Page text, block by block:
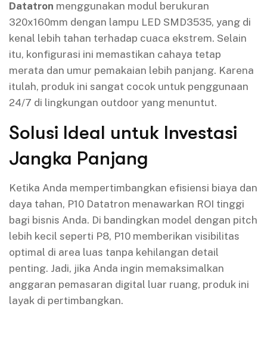
Datatron menggunakan modul berukuran
320x160mm dengan lampu LED SMD3535, yang di
kenal lebih tahan terhadap cuaca ekstrem. Selain
itu, konfigurasi ini memastikan cahaya tetap
merata dan umur pemakaian lebih panjang. Karena
itulah, produk ini sangat cocok untuk penggunaan
24/7 di lingkungan outdoor yang menuntut.
Solusi Ideal untuk Investasi
Jangka Panjang
Ketika Anda mempertimbangkan efisiensi biaya dan
daya tahan, P10 Datatron menawarkan ROI tinggi
bagi bisnis Anda. Di bandingkan model dengan pitch
lebih kecil seperti P8, P10 memberikan visibilitas
optimal di area luas tanpa kehilangan detail
penting. Jadi, jika Anda ingin memaksimalkan
anggaran pemasaran digital luar ruang, produk ini
layak di pertimbangkan.